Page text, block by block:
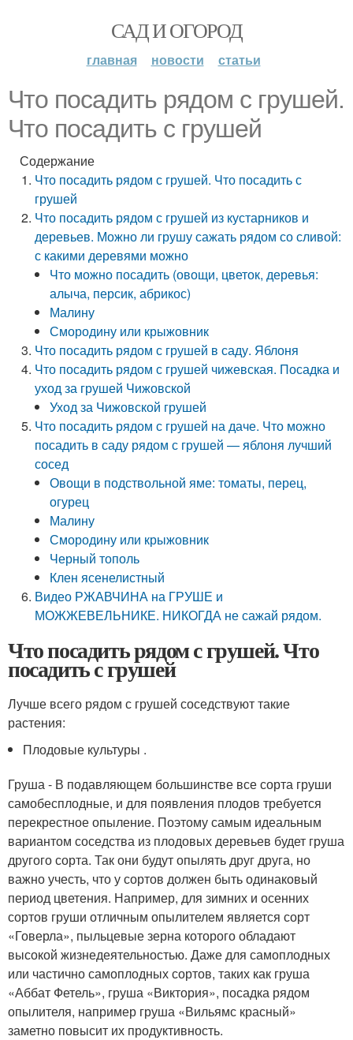
САД И ОГОРОД
главная новости статьи
Что посадить рядом с грушей.
Что посадить с грушей
Содержание
Что посадить рядом с грушей. Что посадить с
грушей
Что посадить рядом с грушей из кустарников и
деревьев. Можно ли грушу сажать рядом со сливой:
с какими деревями можно
Что можно посадить (овощи, цветок, деревья:
алыча, персик, абрикос)
Малину
Смородину или крыжовник
Что посадить рядом с грушей в саду. Яблоня
Что посадить рядом с грушей чижевская. Посадка и
уход за грушей Чижовской
Уход за Чижовской грушей
Что посадить рядом с грушей на даче. Что можно
посадить в саду рядом с грушей — яблоня лучший
сосед
Овощи в подствольной яме: томаты, перец,
огурец
Малину
Смородину или крыжовник
Черный тополь
Клен ясенелистный
Видео РЖАВЧИНА на ГРУШЕ и
МОЖЖЕВЕЛЬНИКЕ. НИКОГДА не сажай рядом.
Что посадить рядом с грушей. Что
посадить с грушей
Лучше всего рядом с грушей соседствуют такие
растения:
Плодовые культуры .
Груша - В подавляющем большинстве все сорта груши
самобесплодные, и для появления плодов требуется
перекрестное опыление. Поэтому самым идеальным
вариантом соседства из плодовых деревьев будет груша
другого сорта. Так они будут опылять друг друга, но
важно учесть, что у сортов должен быть одинаковый
период цветения. Например, для зимних и осенних
сортов груши отличным опылителем является сорт
«Говерла», пыльцевые зерна которого обладают
высокой жизнедеятельностью. Даже для самоплодных
или частично самоплодных сортов, таких как груша
«Аббат Фетель», груша «Виктория», посадка рядом
опылителя, например груша «Вильямс красный»
заметно повысит их продуктивность.